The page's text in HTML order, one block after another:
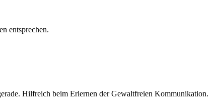
entsprechen.
Hilfreich beim Erlernen der Gewaltfreien Kommunikation.